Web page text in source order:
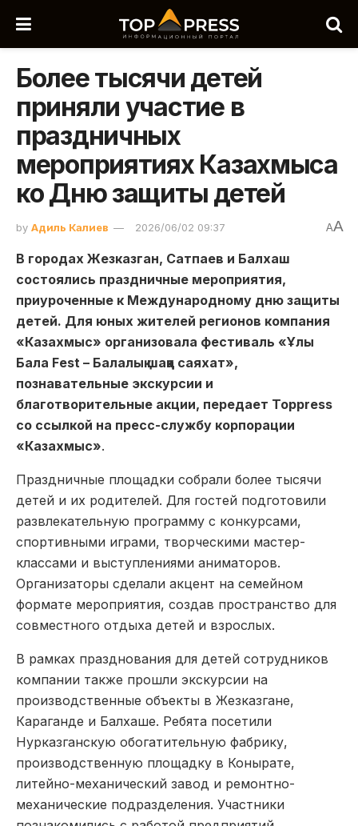
Более тысячи детей
приняли участие в
праздничных
мероприятиях Казахмыса
ко Дню защиты детей
by Адиль Калиев 2026/06/02 09:37 AA
В городах Жезказган, Сатпаев и Балхаш
состоялись праздничные мероприятия,
приуроченные к Международному дню защиты
детей. Для юных жителей регионов компания
«Казахмыс» организовала фестиваль «Ұлы
Бала Fest – Балалық шаққа саяхат»,
познавательные экскурсии и
благотворительные акции, передает Toppress
со ссылкой на пресс-службу корпорации
«Казахмыс».
Праздничные площадки собрали более тысячи
детей и их родителей. Для гостей подготовили
развлекательную программу с конкурсами,
спортивными играми, творческими мастер-
классами и выступлениями аниматоров.
Организаторы сделали акцент на семейном
формате мероприятия, создав пространство для
совместного отдыха детей и взрослых.
В рамках празднования для детей сотрудников
компании также прошли экскурсии на
производственные объекты в Жезказгане,
Караганде и Балхаше. Ребята посетили
Нурказганскую обогатительную фабрику,
производственную площадку в Конырате,
литейно-механический завод и ремонтно-
механические подразделения. Участники